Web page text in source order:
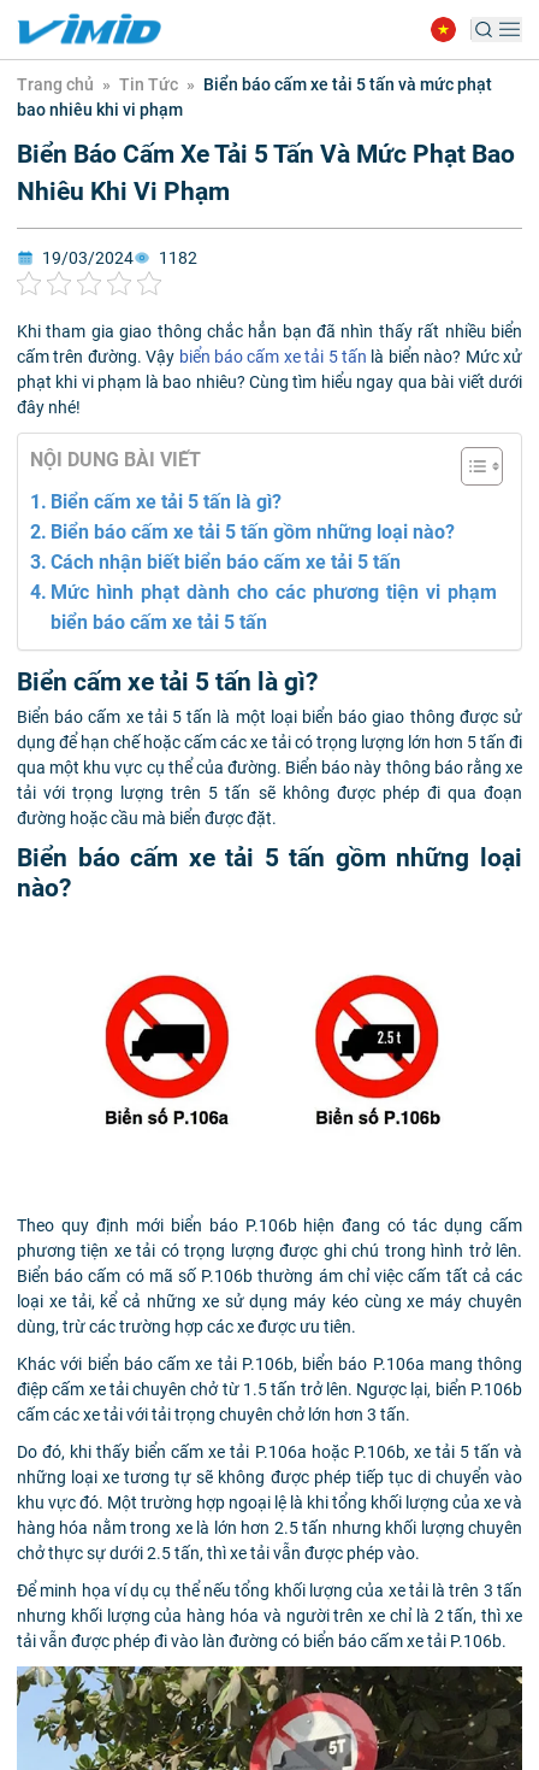
Trang chủ » Tin Tức » Biển báo cấm xe tải 5 tấn và mức phạt
bao nhiêu khi vi phạm
Biển Báo Cấm Xe Tải 5 Tấn Và Mức Phạt Bao
Nhiêu Khi Vi Phạm
19/03/2024 1182
Khi tham gia giao thông chắc hẳn bạn đã nhìn thấy rất nhiều biển
cấm trên đường. Vậy biển báo cấm xe tải 5 tấn là biển nào? Mức xử
phạt khi vi phạm là bao nhiêu? Cùng tìm hiểu ngay qua bài viết dưới
đây nhé!
NỘI DUNG BÀI VIẾT
Biển cấm xe tải 5 tấn là gì?
Biển báo cấm xe tải 5 tấn gồm những loại nào?
Cách nhận biết biển báo cấm xe tải 5 tấn
Mức hình phạt dành cho các phương tiện vi phạm
biển báo cấm xe tải 5 tấn
Biển cấm xe tải 5 tấn là gì?
Biển báo cấm xe tải 5 tấn là một loại biển báo giao thông được sử
dụng để hạn chế hoặc cấm các xe tải có trọng lượng lớn hơn 5 tấn đi
qua một khu vực cụ thể của đường. Biển báo này thông báo rằng xe
tải với trọng lượng trên 5 tấn sẽ không được phép đi qua đoạn
đường hoặc cầu mà biển được đặt.
Biển báo cấm xe tải 5 tấn gồm những loại
nào?
Theo quy định mới biển báo P.106b hiện đang có tác dụng cấm
phương tiện xe tải có trọng lượng được ghi chú trong hình trở lên.
Biển báo cấm có mã số P.106b thường ám chỉ việc cấm tất cả các
loại xe tải, kể cả những xe sử dụng máy kéo cùng xe máy chuyên
dùng, trừ các trường hợp các xe được ưu tiên.
Khác với biển báo cấm xe tải P.106b, biển báo P.106a mang thông
điệp cấm xe tải chuyên chở từ 1.5 tấn trở lên. Ngược lại, biển P.106b
cấm các xe tải với tải trọng chuyên chở lớn hơn 3 tấn.
Do đó, khi thấy biển cấm xe tải P.106a hoặc P.106b, xe tải 5 tấn và
những loại xe tương tự sẽ không được phép tiếp tục di chuyển vào
khu vực đó. Một trường hợp ngoại lệ là khi tổng khối lượng của xe và
hàng hóa nằm trong xe là lớn hơn 2.5 tấn nhưng khối lượng chuyên
chở thực sự dưới 2.5 tấn, thì xe tải vẫn được phép vào.
Để minh họa ví dụ cụ thể nếu tổng khối lượng của xe tải là trên 3 tấn
nhưng khối lượng của hàng hóa và người trên xe chỉ là 2 tấn, thì xe
tải vẫn được phép đi vào làn đường có biển báo cấm xe tải P.106b.